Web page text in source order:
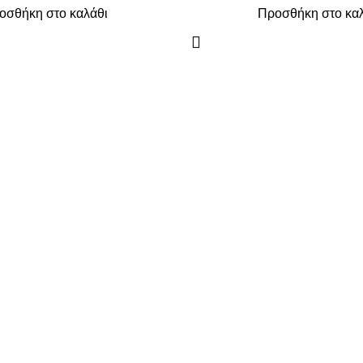
στο καλάθι Προσθήκη στο